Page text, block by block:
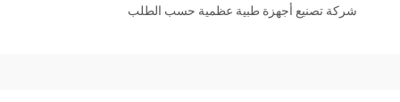
شركة تصنيع أجهزة طبية عظمية حسب الطلب